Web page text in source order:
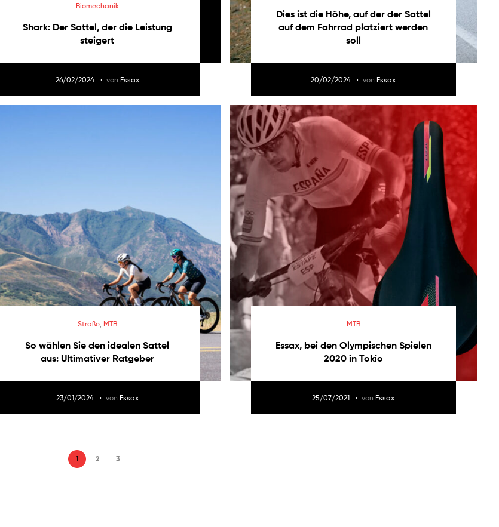
Biomechanik
Shark: Der Sattel, der die Leistung
steigert
26/02/2024 von Essax
Dies ist die Höhe, auf der der Sattel
auf dem Fahrrad platziert werden
soll
20/02/2024 vonEssax
Straße, MTB
So wählen Sie den idealen Sattel
aus: Ultimativer Ratgeber
23/01/2024 von Essax
MTB
Essax, bei den Olympischen Spielen
2020 in Tokio
25/07/2021 vonEssax
1 2 3